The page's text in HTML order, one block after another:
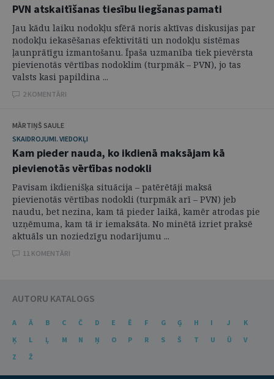
PVN atskaitīšanas tiesību liegšanas pamati
Jau kādu laiku nodokļu sfērā noris aktīvas diskusijas par
nodokļu iekasēšanas efektivitāti un nodokļu sistēmas
ļaunprātīgu izmantošanu. Īpaša uzmanība tiek pievērsta
pievienotās vērtības nodoklim (turpmāk – PVN), jo tas
valsts kasi papildina ...
2 KOMENTĀRI
MĀRTIŅŠ SAULE
SKAIDROJUMI. VIEDOKĻI
Kam pieder nauda, ko ikdienā maksājam kā
pievienotās vērtības nodokli
Pavisam ikdienišķa situācija – patērētāji maksā
pievienotās vērtības nodokli (turpmāk arī – PVN) jeb
naudu, bet nezina, kam tā pieder laikā, kamēr atrodas pie
uzņēmuma, kam tā ir iemaksāta. No minētā izriet praksē
aktuāls un noziedzīgu nodarījumu ...
11 KOMENTĀRI
AUTORU KATALOGS
A Ā B C Č D E Ē F G Ģ H I J
K
Ķ
L Ļ M N Ņ O P R S Š T U Ū
V
Z
Ž